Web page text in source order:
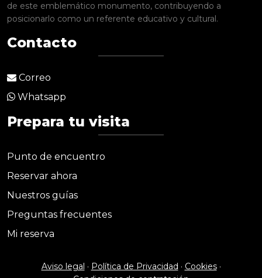
de este emblemático monumento, contribuyendo a
posicionarlo como un referente educativo y cultural.
Contacto
Correo
Whatsapp
Prepara tu visita
Punto de encuentro
Reservar ahora
Nuestros guías
Preguntas frecuentes
Mi reserva
Aviso legal · Política de Privacidad · Cookies·